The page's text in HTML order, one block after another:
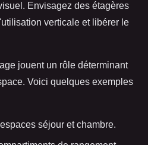
Envisagez des étagères
verticale et libérer le
jouent un rôle déterminant
Voici quelques exemples
séjour et chambre.